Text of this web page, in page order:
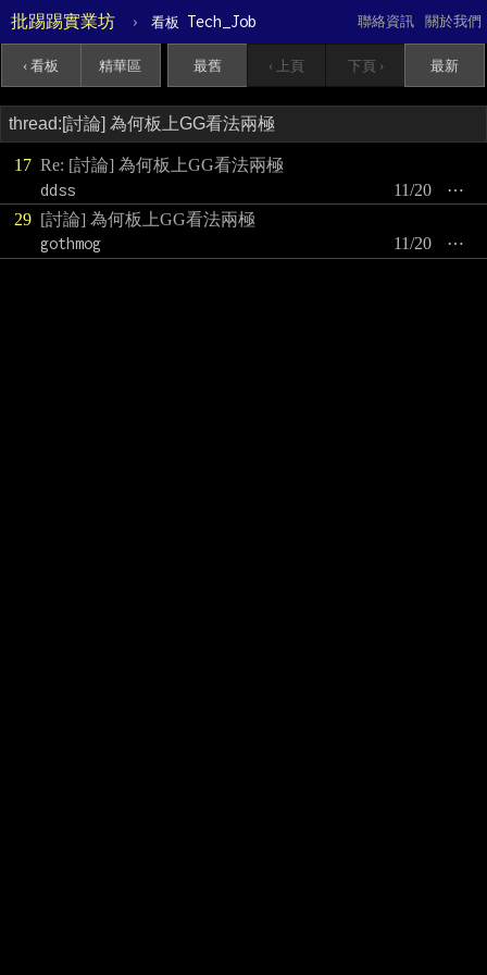
批踢踢實業坊 › 看板 Tech_Job 關於我們
聯絡資訊
‹ 看板 精華區 最舊 ‹ 上頁 下頁 › 最新
17 Re: [討論] 為何板上GG看法兩極
ddss
⋯
11/20
29 [討論] 為何板上GG看法兩極
gothmog
⋯
11/20